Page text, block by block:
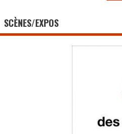
SCÈNES/EXPOS